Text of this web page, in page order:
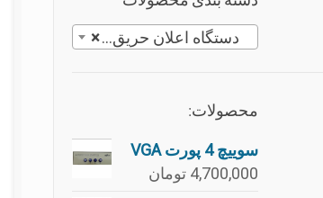
× دستگاه اعلان حريق و لوازم جانبی
محصولات:
سوییچ 4 پورت VGA
4,700,000 تومان